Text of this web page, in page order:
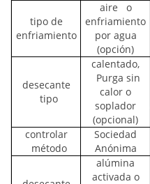
tipo de
enfriamiento
aire o
enfriamiento
por agua
(opción)
desecante
tipo
calentado,
Purga sin
calor o
soplador
(opcional)
controlar
método
Sociedad
Anónima
alúmina
activada o